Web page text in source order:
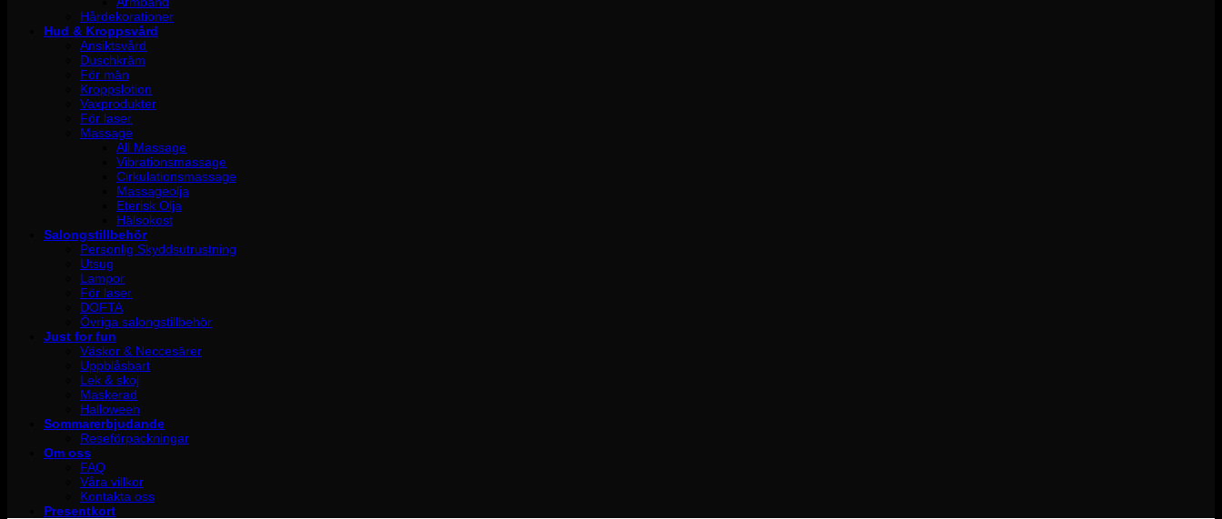
Hårdekorationer
Hud & Kroppsvård
Ansiktsvård
Duschkräm
För män
Kroppslotion
Vaxprodukter
För laser
Massage
All Massage
Vibrationsmassage
Cirkulationsmassage
Massageolja
Eterisk Olja
Hälsokost
Salongstillbehör
Personlig Skyddsutrustning
Utsug
Lampor
För laser
DOFTA
Övriga salongstillbehör
Just for fun
Väskor & Neccesärer
Uppblåsbart
Lek & skoj
Maskerad
Halloween
Sommarerbjudande
Reseförpackningar
Om oss
FAQ
Våra villkor
Kontakta oss
Presentkort